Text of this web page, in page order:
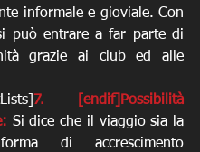
informale e gioviale. Con
può entrare a far parte di
grazie ai club ed alle
7.     [endif]Possibilità
Si dice che il viaggio sia la
di accrescimento